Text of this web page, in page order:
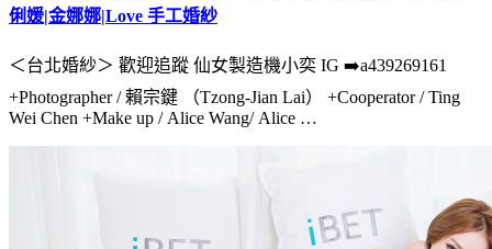
俐媛|金娜娜|Love 手工婚紗
＜台北婚紗＞ 歡迎追蹤 仙女製造機小奕 IG ➡️a439269161
+Photographer / 賴宗鍵 （Tzong-Jian Lai） +Cooperator / Ting
Wei Chen +Make up / Alice Wang/ Alice …